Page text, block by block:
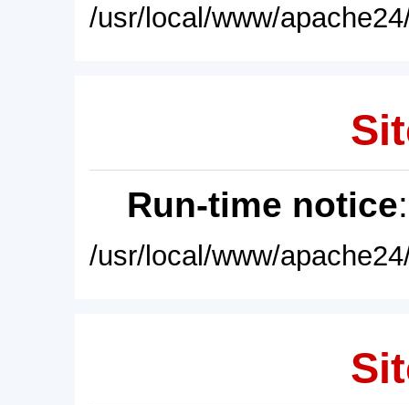
/usr/local/www/
Run-time notice
/usr/local/www/